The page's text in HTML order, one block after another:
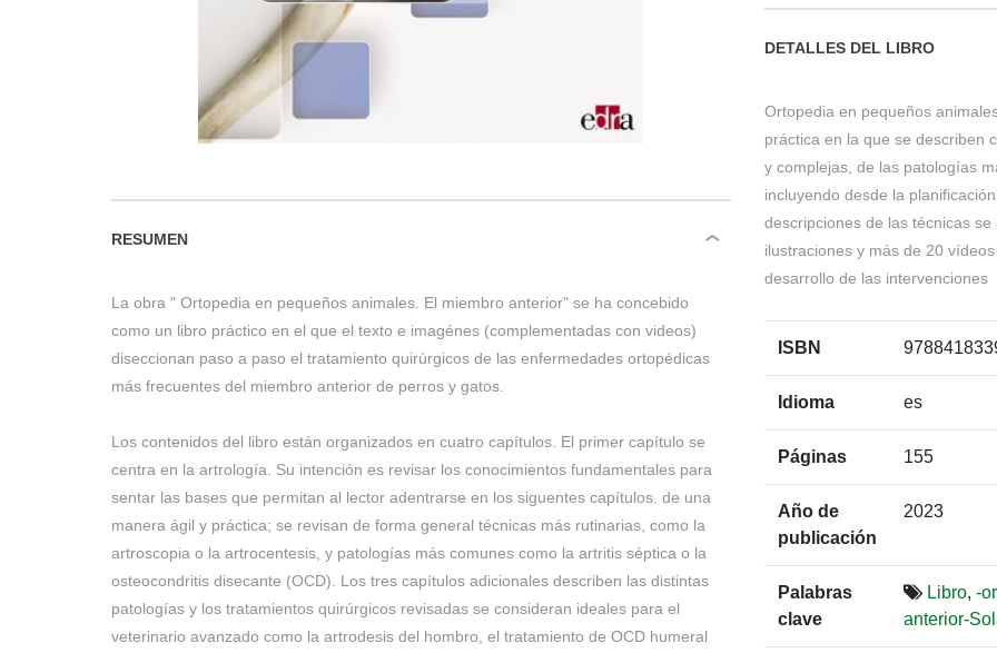
RESUMEN
La obra " Ortopedia en pequeños animales. El miembro anterior" se ha concebido
como un libro práctico en el que el texto e imagénes (complementadas con videos)
diseccionan paso a paso el tratamiento quirúrgicos de las enfermedades ortopédicas
más frecuentes del miembro anterior de perros y gatos.
Los contenidos del libro están organizados en cuatro capítulos. El primer capítulo se
centra en la artrología. Su intención es revisar los conocimientos fundamentales para
sentar las bases que permitan al lector adentrarse en los siguentes capítulos. de una
manera ágil y práctica; se revisan de forma general técnicas más rutinarias, como la
artroscopia o la artrocentesis, y patologías más comunes como la artritis séptica o la
osteocondritis disecante (OCD). Los tres capítulos adicionales describen las distintas
patologías y los tratamientos quirúrgicos revisadas se consideran ideales para el
veterinario avanzado como la artrodesis del hombro, el tratamiento de OCD humeral
DETALLES DEL LIBRO
Ortopedia en pequeños
práctica en la que se describen
y complejas, de las patologías
incluyendo desde la
descripciones de las técnicas
ilustraciones y más de 20
desarrollo de las intervenciones
ISBN
Idioma es
Páginas 155
Año de
publicación
2023
Palabras
clave
Libro, -
anterior-